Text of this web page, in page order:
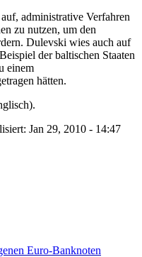
administrative Verfahren
zu nutzen, um den
Dulevski wies auch auf
der baltischen Staaten
einem
hätten.
Jan 29, 2010 - 14:47
Euro-Banknoten